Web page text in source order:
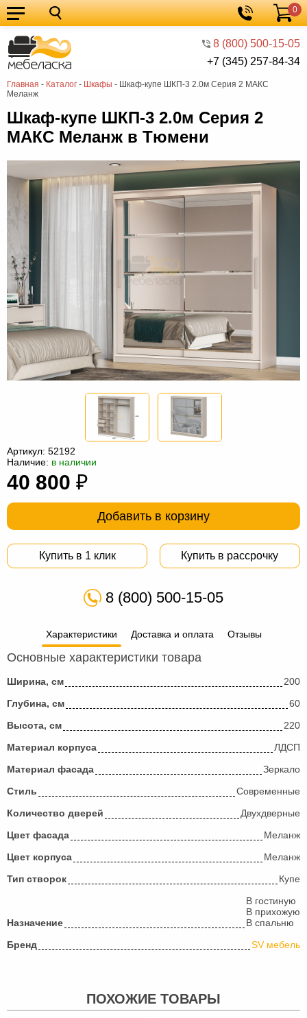
8 (800) 500-15-05
+7 (345) 257-84-34
Корзина
0
Главная - Каталог - Шкафы - Шкаф-купе ШКП-3 2.0м Серия 2 МАКС
Меланж
Кухонные
гарнитуры
Мебель
для
кухни
Мебель
для
спальни
Кровати
Шкафы
Диваны
Мягкая
мебель
Детская
гостиную
для
прихожей
Столы
Комоды
Офисная
мебель
Столы
под
компьютер
Мебель
для
Мебель
мешки
Мебель
из
ротанга
Садовая
мебель
Косметологическое
оборудование
Шкаф-купе ШКП-3 2.0м Серия 2
МАКС Меланж в Тюмени
Артикул: 52192
Наличие: в наличии
40 800 ₽
Добавить в корзину
Купить в 1 клик Купить в рассрочку
8 (800) 500-15-05
Характеристики Доставка и оплата Отзывы
Основные характеристики товара
Ширина, см
200
Глубина, см
60
Высота, см
220
Материал корпуса
ЛДСП
Материал фасада
Зеркало
Стиль
Современные
Количество дверей
Двухдверные
Цвет фасада
Меланж
Цвет корпуса
Меланж
Тип створок
Купе
Назначение
В гостиную
В прихожую
В спальню
Бренд
SV мебель
ПОХОЖИЕ ТОВАРЫ